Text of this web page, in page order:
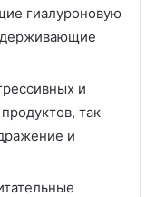
гиалуроновую
и
так
и